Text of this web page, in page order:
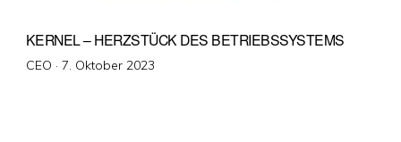
KERNEL – HERZSTÜCK DES BETRIEBSSYSTEMS
CEO · Veröffentlicht
7. Oktober 2023